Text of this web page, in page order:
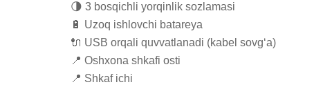
🌗 3 bosqichli yorqinlik sozlamasi
🔋 Uzoq ishlovchi batareya
🔌 USB orqali quvvatlanadi (kabel sovg‘a)
📍 Oshxona shkafi osti
📍 Shkaf ichi